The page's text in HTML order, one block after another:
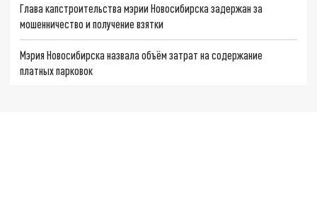
Глава капстроительства мэрии Новосибирска задержан за
мошенничество и получение взятки
Мэрия Новосибирска назвала объём затрат на содержание
платных парковок